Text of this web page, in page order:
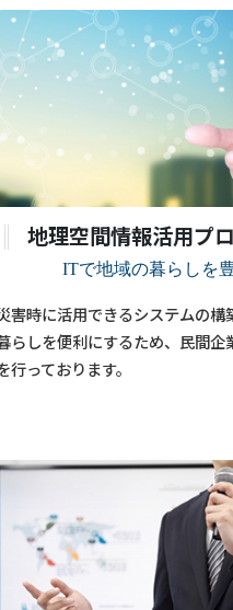
地理空間情報活用プ
ITで地域の暮らしを
害時に活用できるシステムの構
らしを便利にするため、民間企
行っております。